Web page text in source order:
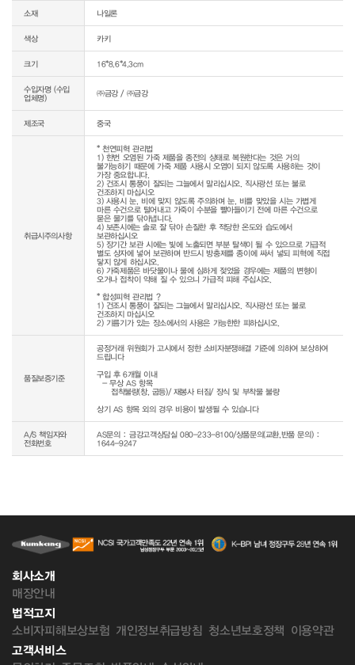
소재 나일론
색상 카키
크기 16*8.6*4.3cm
수입자명 (수입
업체명)
㈜금강 / ㈜금강
제조국 중국
취급시주의사항
* 천연피혁 관리법
1) 한번 오염된 가죽 제품을 종전의 상태로 복원한다는 것은 거의
불가능하기 때문에 가죽 제품 사용시 오염이 되지 않도록 사용하는 것이
가장 중요합니다.
2) 건조시 통풍이 잘되는 그늘에서 말리십시오. 직사광선 또는 불로
건조하지 마십시오
3) 사용시 눈, 비에 맞지 않도록 주의하며 눈, 비를 맞았을 시는 가볍게
마른 수건으로 털어내고 가죽이 수분을 빨아들이기 전에 마른 수건으로
묻은 물기를 닦아냅니다.
4) 보존시에는 솔로 잘 닦아 손질한 후 적당한 온도와 습도에서
보관하십시오
5) 장기간 보관 시에는 빛에 노출되면 부분 탈색이 될 수 있으므로 가급적
별도 상자에 넣어 보관하며 반드시 방충제를 종이에 싸서 넣되 피혁에 직접
닿지 않게 하십시오.
6) 가죽제품은 바닷물이나 물에 심하게 젖었을 경우에는 제품의 변형이
오거나 접착이 약해 질 수 있으니 가급적 피해 주십시오.
* 합성피혁 관리법 ?
1) 건조시 통풍이 잘되는 그늘에서 말리십시오. 직사광선 또는 불로
건조하지 마십시오
품질보증기준
공정거래 위원회가 고시에서 정한 소비자분쟁해결 기준에 의하여 보상하여
드립니다
구입 후 6개월 이내
  - 무상 AS 항목
상기 AS 항목 외의 경우 비용이 발생될 수 있습니다
A/S 책임자와
전화번호
AS문의 : 금강고객상담실 080-233-8100/상품문의(교환,반품 문의) :
1644-9247
회사소개
매장안내
법적고지
소비자피해보상보험 개인정보취급방침 청소년보호정책 이용약관
고객서비스